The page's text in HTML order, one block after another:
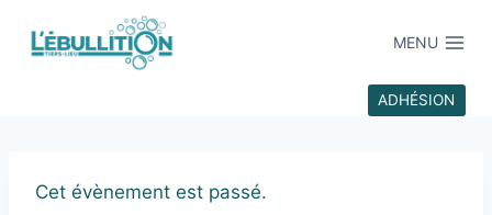
MENU
ADHÉSION
Cet évènement est passé.